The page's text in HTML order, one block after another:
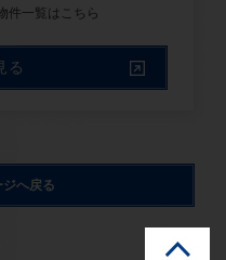
る
へ戻る